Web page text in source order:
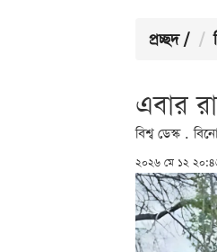
প্রচ্ছদ /
এবার
বিশ্ব ডেস্ক .
২০২৬ মে ১২